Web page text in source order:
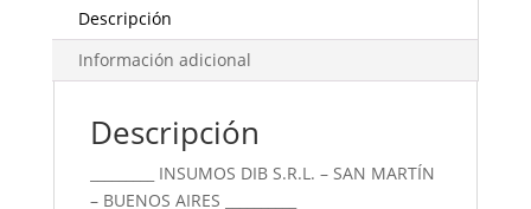
Aceros
cantidad
Descripción
Información adicional
Descripción
_________ INSUMOS DIB S.R.L. – SAN MARTÍN
– BUENOS AIRES __________